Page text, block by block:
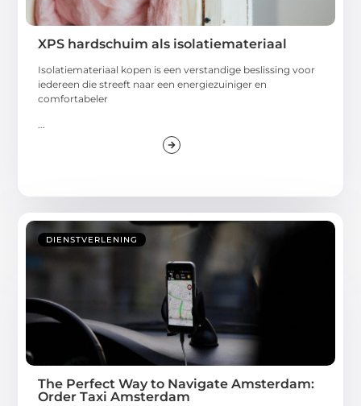
XPS hardschuim als isolatiemateriaal
Isolatiemateriaal kopen is een verstandige beslissing voor
iedereen die streeft naar een energiezuiniger en
comfortabeler
...
DIENSTVERLENING
The Perfect Way to Navigate Amsterdam:
Order Taxi Amsterdam